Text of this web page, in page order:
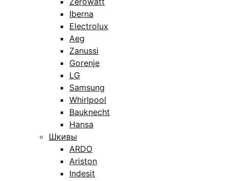
Iberna
Electrolux
Aeg
Zanussi
Gorenje
LG
Samsung
Whirlpool
Bauknecht
Hansa
Шкивы
ARDO
Ariston
Indesit